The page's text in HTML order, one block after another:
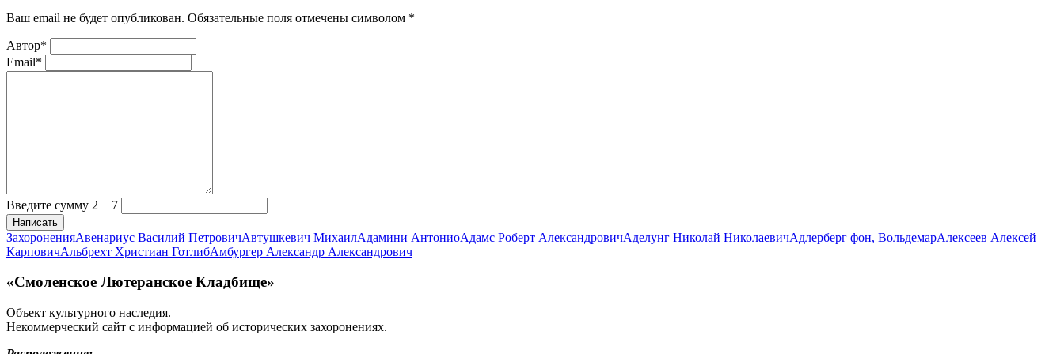
Ваш email не будет опубликован. Обязательные поля отмечены символом *
Автор*
Email*
Введите сумму 2 + 7
Написать
ЗахороненияАвенариус Василий ПетровичАвтушкевич МихаилАдамини АнтониоАдамс Роберт АлександровичАделунг Николай НиколаевичАдлерберг фон, ВольдемарАлексеев Алексей
КарповичАльбрехт Христиан ГотлибАмбургер Александр Александрович
«Смоленское Лютеранское Кладбище»
Объект культурного наследия.
Некоммерческий сайт с информацией об исторических захоронениях.